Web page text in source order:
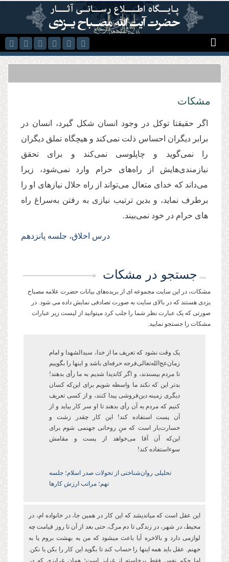
رفتن به محتوای اصلی
مشکات
اگر حقیقتا توکل در وجود انسان شکل گیرد، انسان در
برابر دیگران احساس ذلت نمی‌کند و هیچگاه تملق دیگران
را نمی‌گوید و چاپلوسی نمی‌کند و برای تحقق
نیازمندی‌هایش از راه‌های حرام وارد نمی‌شود، زیرا
می‌داند که خدای متعال می‌تواند از راه حلال نیازهای او را
برطرف نماید، و بدین ترتیب نیازی به رفتن به‌سراغ راه
های حرام در خود نمی‌بیند.
درس اخلاق، جلسه پانزدهم
جستجو در مشکات
مشکات، در این سایت مجموعه ای از بریده‌های بیانات حضرت علامه مصباح
یزدی هستند که در بالای سایت به صورت تصادفی نمایش داده می شود. در
صورتی که یک عبارت نظر شما را جلب کرد میتوانید از لیست زیر عبارات
مشکات را جستجو نمایید.
یک وقت نشود که تعریف ما از خدا، سیدالشهدا و امام
زمان‌عج‌الله‌تعالی‌فرجه حرفه‌ای باشد و این­ها را بگوییم
تا مردم بپسندند، و اگر کاندیدا شدیم به ما رأی بدهند!
بدتر این که نکند ما واسطه شویم برای این‌که کسان
دیگری زمینه دین‌فروشی پیدا کنند، و از کسی تعریف
کنیم که مردم به آن رأی ‌بدهند تا او سر کار بیاید و از
آن پست‌ استفاده کند! این کار چقدر زشت و
خسارتبار است که منِ روحانی جهنمی شوم برای
اینکه آن آقا می‌خواهد از پست و مقامش
سوءاستفاده کند!
تحلیلی روان‌شناختی از تحولات صدر اسلام؛ جلسه
نهم؛ مراتب ارزش کارها
این عقل است که میاندیشد که این کار در همین جا، در خانواده ام، در
محیط، در شهر، در زندگی تا دم مرگ، حتی بعد از آن تا روز قیامت چه
لوازمی دارد و بالاخره آیا باعث میشود که من به بهشت بروم یا به
جهنم. عقل باید همه اینها را حساب کند تا بگوید این کار را بکن یا نکن.
اما حکم نفس فقط برخاسته از غرایز است؛ همان غرایزی که در